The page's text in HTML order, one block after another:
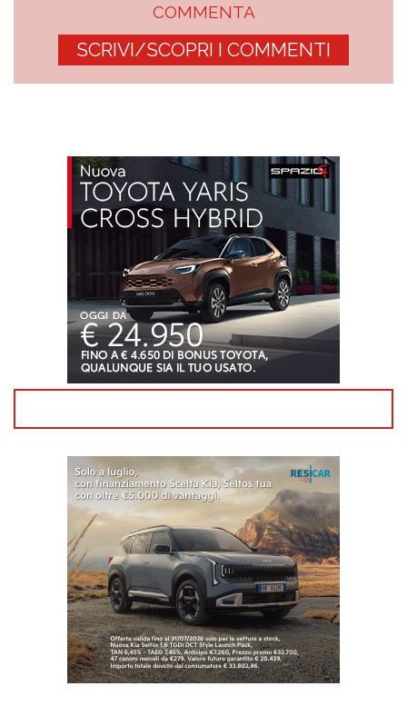
COMMENTA
SCRIVI/SCOPRI I COMMENTI